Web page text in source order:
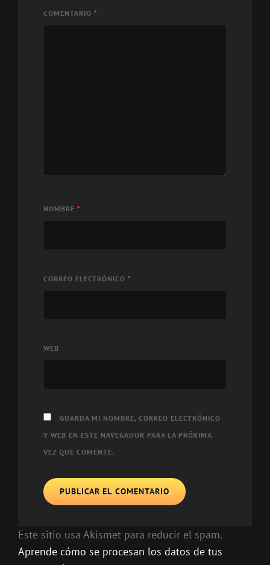
COMENTARIO *
NOMBRE *
CORREO ELECTRÓNICO *
WEB
GUARDA MI NOMBRE, CORREO ELECTRÓNICO
Y WEB EN ESTE NAVEGADOR PARA LA PRÓXIMA
VEZ QUE COMENTE.
Este sitio usa Akismet para reducir el spam.
Aprende cómo se procesan los datos de tus